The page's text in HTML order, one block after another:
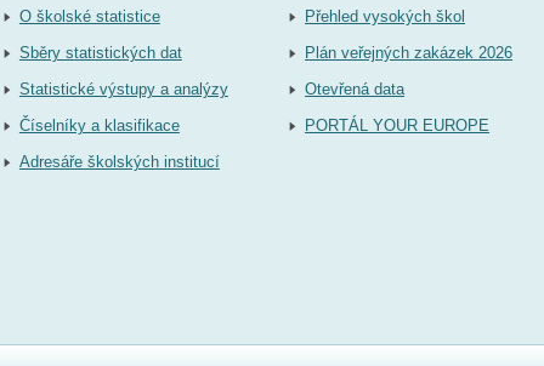
O školské statistice
Sběry statistických dat
Statistické výstupy a analýzy
Číselníky a klasifikace
Adresáře školských institucí
Přehled vysokých škol
Plán veřejných zakázek 2026
Otevřená data
PORTÁL YOUR EUROPE